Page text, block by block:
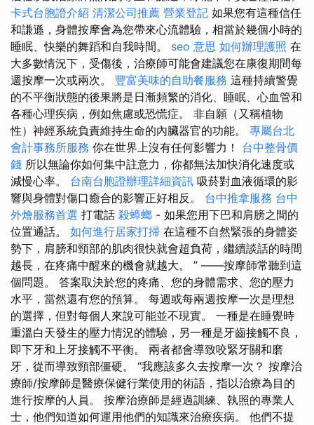
卡式台胞證介紹 清潔公司推薦 營業登記 如果您有這種信任
和謙遜，身體按摩會為您帶來心流體驗，相當於幾個小時的
睡眠、快樂的舞蹈和自我時間。 seo 意思 如何辦理護照 在
大多數情況下，受傷後，治療師可能會建議您在康復期間每
週按摩一次或兩次。 豐富美味的自助餐服務 這種持續警覺
的不平衡狀態的後果將是日漸頻繁的消化、睡眠、心血管和
各種心理疾病，例如焦慮或恐慌症。 非自願（又稱植物
性）神經系統負責維持生命的內臟器官的功能。 專屬台北
會計事務所服務 你在世界上沒有任何影響力！ 台中整骨價
錢 所以無論你如何集中註意力，你都無法加快消化速度或
減慢心率。 台南台胞證辦理詳細資訊 吸菸對血液循環的影
響與身體對傷口癒合的影響正好相反。 台中推拿服務 台中
外燴服務首選 打電話 殺蟑螂 - 如果您用下巴和肩膀之間的
位置通話。 如何進行居家打掃 在這種不自然緊張的身體姿
勢下，肩膀和頸部的肌肉很快就會超負荷，繼續談話的時間
越長，在疼痛中醒來的機會就越大。 ” ——按摩師常聽到這
個問題。 答案取決於您的疼痛、您的身體需求、您的壓力
水平，當然還有您的預算。 每週或每兩週按摩一次是理想
的選擇，但對每個人來說可能並不現實。 一種是在睡覺時
重溫白天發生的壓力情況的體驗，另一種是牙齒接觸不良，
即下牙和上牙接觸不平衡。 兩者都會導致咬緊牙關和磨
牙，從而導致頸部僵硬。 “我應該多久去按摩一次？ 按摩治
療師/按摩師是醫療保健行業使用的術語，指以治療為目的
進行按摩的人員。 按摩治療師是經過訓練、執照的專業人
士，他們知道如何運用他們的知識來治療疾病。 他們不提